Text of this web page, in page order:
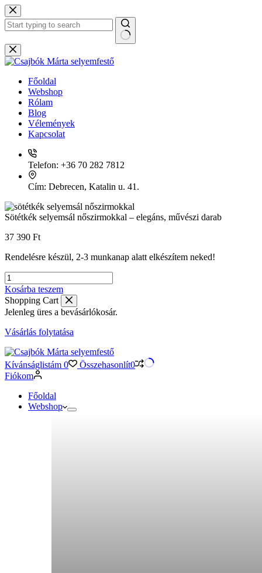
Skip
to
content
No
results
Főoldal
Webshop
Rólam
Blog
Vélemények
Kapcsolat
Telefon: +36 70 282 7812
Cím: Debrecen, Katalin u. 41.
Sötétkék selyemsál nőszirmokkal – elegáns, művészi darab
37 390 Ft
Rendelésre készül, 2-3 munkanap alatt elkészítem neked!
Sötétkék
selyemsál
nőszirmokkal
–
elegáns,
művészi
darab
mennyiség
Kosárba teszem
Shopping Cart
Jelenleg üres a bevásárlókosár.
Vásárlás folytatása
Kívánságlistám 0 Összehasonlít0
Fiókom
Főoldal
Webshop